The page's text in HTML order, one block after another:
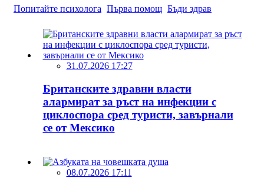
Попитайте психолога Първа помощ Бъди здрав
31.07.2026 17:27
Британските здравни власти
алармират за ръст на инфекции с
циклоспора сред туристи, завърнали
се от Мексико
08.07.2026 17:11